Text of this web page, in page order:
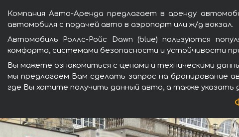
Компания Авто-Аренда предлагает в аренду
автомобиля с подачей авто в аэропорт или ж/д вокзал.
Автомобиль Роллс-Ройс Dawn (blue) пользуются
комфорта, системами безопасности и устойчивости
Вы можете ознакомиться с ценами и техническими
мы предлагаем Вам сделать запрос на бронирование
где Вы хотите получить данный авто, а также